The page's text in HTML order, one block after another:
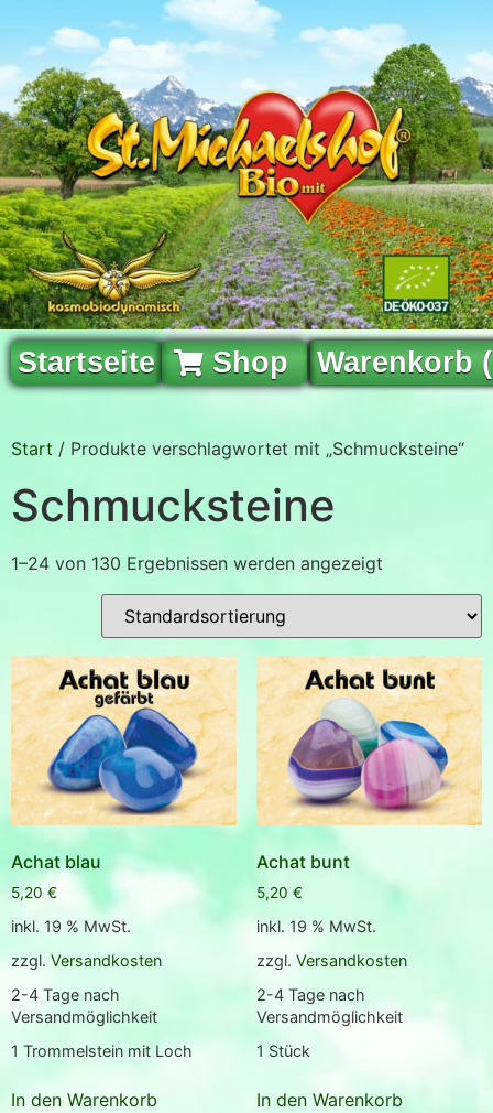
Startseite Shop Warenkorb
Start / Produkte verschlagwortet mit „Schmucksteine“
Schmucksteine
1–24 von 130 Ergebnissen werden angezeigt
Achat blau
5,20 €
inkl. 19 % MwSt.
zzgl. Versandkosten
2-4 Tage nach
Versandmöglichkeit
1 Trommelstein mit Loch
In den Warenkorb
Achat bunt
5,20 €
inkl. 19 % MwSt.
zzgl. Versandkosten
2-4 Tage nach
Versandmöglichkeit
1 Stück
In den Warenkorb